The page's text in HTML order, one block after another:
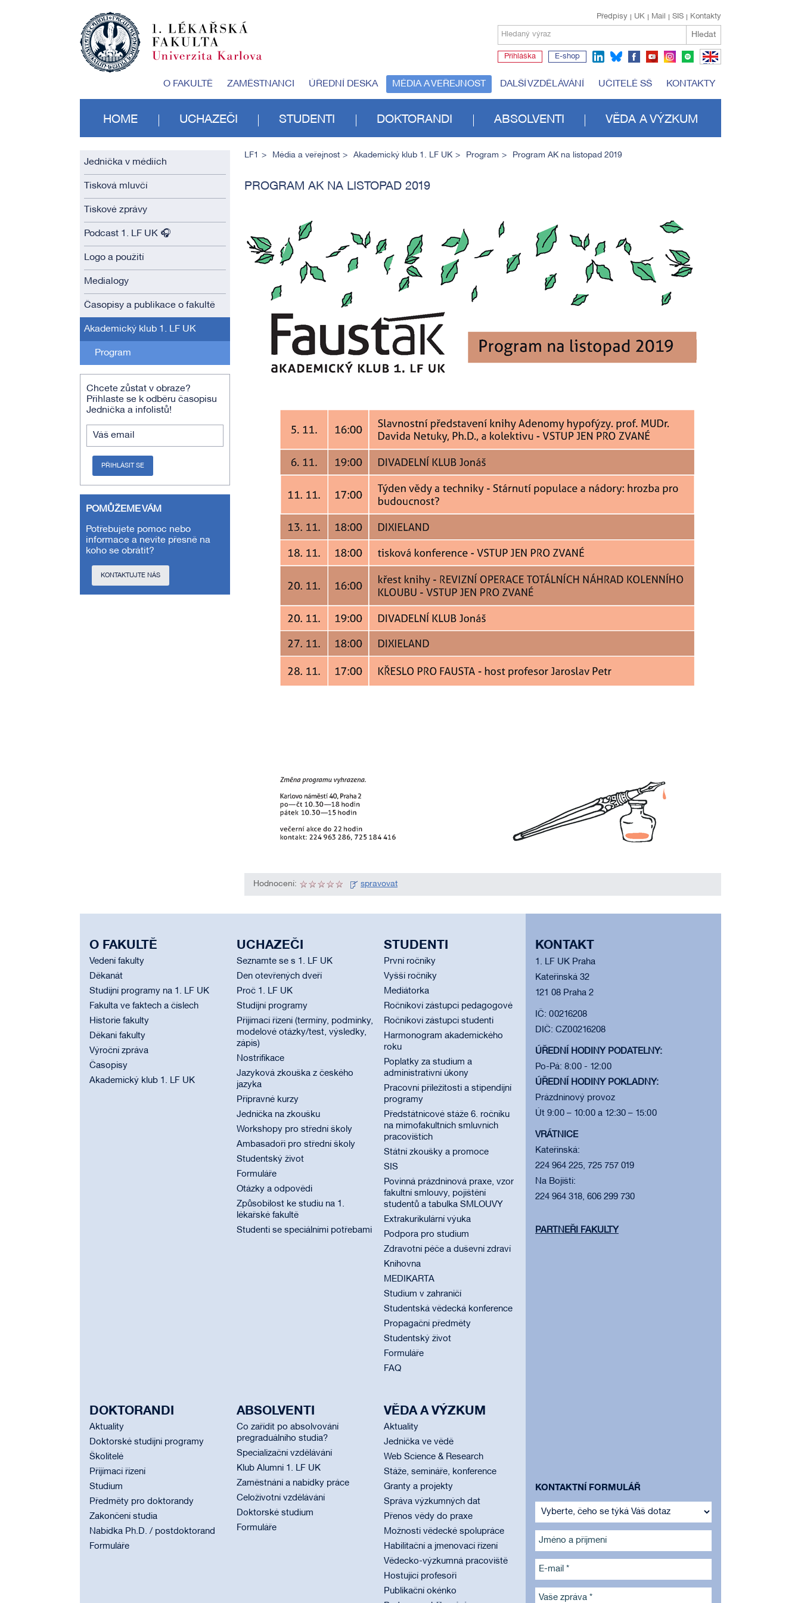
Kontakty
SIS
Mail
UK
Předpisy
Hledaný výraz Hledat
Přihláška E-shop
EN
O FAKULTĚ ZAMĚSTNANCI ÚŘEDNÍ DESKA MÉDIA A VEŘEJNOST DALŠÍ VZDĚLÁVÁNÍ UČITELÉ SŠ KONTAKTY
HOME UCHAZEČI STUDENTI DOKTORANDI ABSOLVENTI VĚDA A VÝZKUM
Jednička v médiích
Tisková mluvčí
Tiskové zprávy
Podcast 1. LF UK 🎧
Logo a použití
Medialogy
Časopisy a publikace o fakultě
Akademický klub 1. LF UK
Program
Chcete zůstat v obraze?
Přihlaste se k odběru časopisu
Jednička a infolistů!
Váš email
PŘIHLÁSIT SE
POMŮŽEME VÁM
Potřebujete pomoc nebo
informace a nevíte přesně na
koho se obrátit?
KONTAKTUJTE NÁS
LF1 Média a veřejnost Akademický klub 1. LF UK Program Program AK na listopad 2019
PROGRAM AK NA LISTOPAD 2019
Hodnocení: spravovat
O FAKULTĚ
Vedení fakulty
Děkanát
Studijní programy na 1. LF UK
Fakulta ve faktech a číslech
Historie fakulty
Děkani fakulty
Výroční zpráva
Časopisy
Akademický klub 1. LF UK
UCHAZEČI
Seznamte se s 1. LF UK
Den otevřených dveří
Proč 1. LF UK
Studijní programy
Přijímací řízení (termíny, podmínky,
modelové otázky/test, výsledky,
zápis)
Nostrifikace
Jazyková zkouška z českého
jazyka
Přípravné kurzy
Jednička na zkoušku
Workshopy pro střední školy
Ambasadoři pro střední školy
Studentský život
Formuláře
Otázky a odpovědi
Způsobilost ke studiu na 1.
lékařské fakultě
Studenti se speciálními potřebami
STUDENTI
První ročníky
Vyšší ročníky
Mediátorka
Ročníkoví zástupci pedagogové
Ročníkoví zástupci studenti
Harmonogram akademického
roku
Poplatky za studium a
administrativní úkony
Pracovní příležitosti a stipendijní
programy
Předstátnicové stáže 6. ročníku
na mimofakultních smluvních
pracovištích
Státní zkoušky a promoce
SIS
Povinná prázdninová praxe, vzor
fakultní smlouvy, pojištění
studentů a tabulka SMLOUVY
Extrakurikulární výuka
Podpora pro studium
Zdravotní péče a duševní zdraví
Knihovna
MEDIKARTA
Studium v zahraničí
Studentská vědecká konference
Propagační předměty
Studentský život
Formuláře
FAQ
DOKTORANDI
Aktuality
Doktorské studijní programy
Školitelé
Přijímací řízení
Studium
Předměty pro doktorandy
Zakončení studia
Nabídka Ph.D. / postdoktorand
Formuláře
ABSOLVENTI
Co zařídit po absolvování
pregraduálního studia?
Specializační vzdělávání
Klub Alumni 1. LF UK
Zaměstnání a nabídky práce
Celoživotní vzdělávání
Doktorské studium
Formuláře
VĚDA A VÝZKUM
Aktuality
Jednička ve vědě
Web Science & Research
Stáže, semináře, konference
Granty a projekty
Správa výzkumných dat
Přenos vědy do praxe
Možnosti vědecké spolupráce
Habilitační a jmenovací řízení
Vědecko-výzkumná pracoviště
Hostující profesoři
Publikační okénko
KONTAKT
1. LF UK Praha
Kateřinská 32
121 08 Praha 2
IČ: 00216208
DIČ: CZ00216208
ÚŘEDNÍ HODINY PODATELNY:
Po-Pá: 8:00 - 12:00
ÚŘEDNÍ HODINY POKLADNY:
Prázdninový provoz
Út 9:00 – 10:00 a 12:30 – 15:00
VRÁTNICE
Kateřinská:
224 964 225, 725 757 019
Na Bojišti:
224 964 318, 606 299 730
PARTNEŘI FAKULTY
KONTAKTNÍ FORMULÁŘ
Jméno a příjmení
E-mail *
Vaše zpráva *